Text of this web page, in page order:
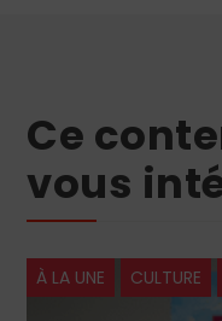
Ce
vous
À LA UNE CULTURE